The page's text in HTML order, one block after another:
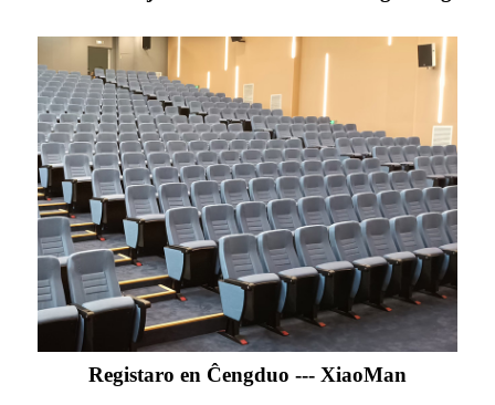
Registaro en Ĉengduo --- XiaoMan